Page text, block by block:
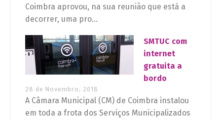
Coimbra aprovou, na sua reunião que está a
decorrer, uma pro...
SMTUC com
internet
gratuita a
bordo
28 de Novembro, 2018
A Câmara Municipal (CM) de Coimbra instalou
em toda a frota dos Serviços Municipalizados